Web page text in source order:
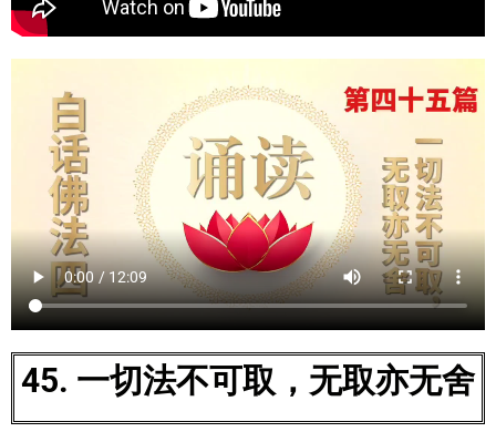
45. 一切法不可取，无取亦无舍